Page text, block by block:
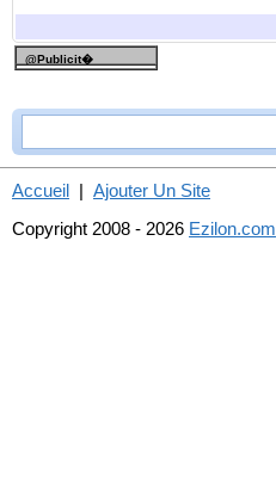
@Publicit�
Accueil | Ajouter Un Site
Copyright 2008 - 2026 Ezilon.com